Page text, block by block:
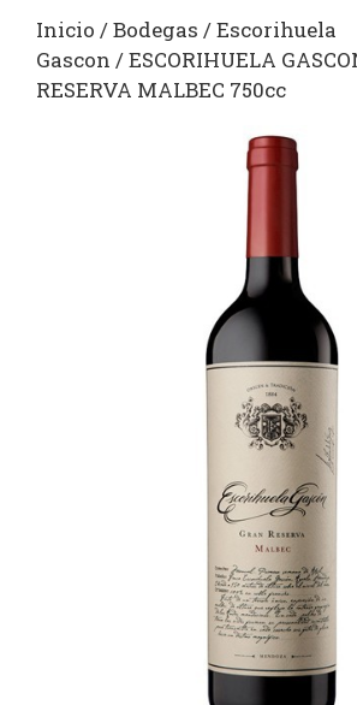
Inicio /Bodegas /Escorihuela
Gascon / ESCORIHUELA
RESERVA MALBEC 750cc